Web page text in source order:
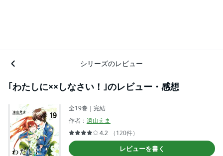
シリーズのレビュー
｢わたしに××しなさい！｣のレビュー・感想
全19巻｜完結
作者： 遠山えま
4.2
（120件）
レビューを書く